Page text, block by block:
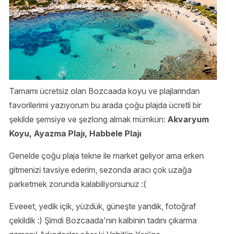
Tamamı ücretsiz olan Bozcaada koyu ve plajlarından
favorilerimi yazıyorum bu arada çoğu plajda ücretli bir
şekilde şemsiye ve şezlong almak mümkün: Akvaryum
Koyu, Ayazma Plajı, Habbele Plajı
Genelde çoğu plaja tekne ile market geliyor ama erken
gitmenizi tavsiye ederim, sezonda aracı çok uzağa
parketmek zorunda kalabiliyorsunuz :(
Eveeet, yedik içik, yüzdük, güneşte yandık, fotoğraf
çekildik :) Şimdi Bozcaada'nın kalbinin tadını çıkarma